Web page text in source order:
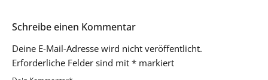
Schreibe einen Kommentar
Deine E-Mail-Adresse wird nicht veröffentlicht.
Erforderliche Felder sind mit * markiert